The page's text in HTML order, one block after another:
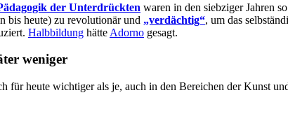
der Unterdrückten waren in den siebziger Jahren
bis heute) zu revolutionär und „verdächtig“, um das
Halbbildung hätte Adorno gesagt.
weniger
für heute wichtiger als je, auch in den Bereichen der Kunst